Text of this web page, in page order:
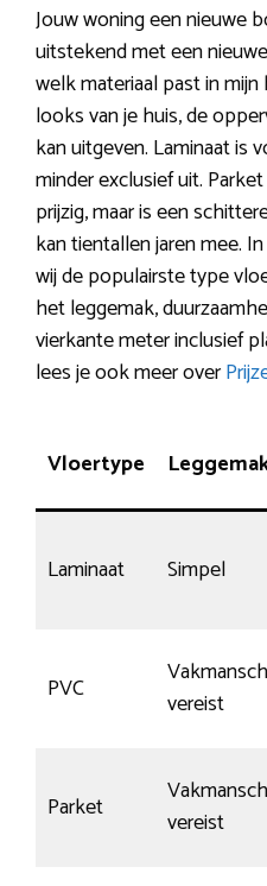
Jouw woning een nieuwe
uitstekend met een
welk materiaal past in
looks van je huis, de
kan uitgeven. Laminaat is
minder exclusief uit.
prijzig, maar is een
kan tientallen jaren mee.
wij de populairste type
het leggemak,
vierkante meter inclusief
lees je ook meer over
Vloertype
Laminaat Simpel
PVC
vereist
Parket
vereist